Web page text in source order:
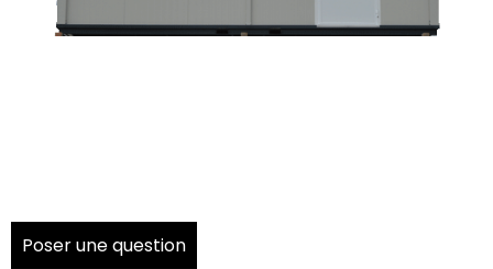
Poser une question